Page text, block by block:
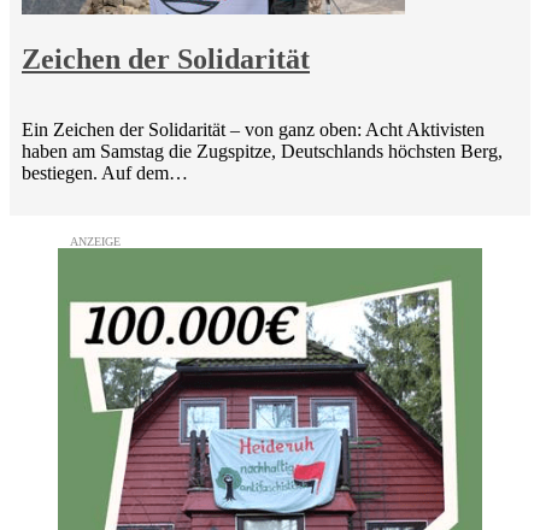
Zeichen der Solidarität
Ein Zeichen der Solidarität – von ganz oben: Acht Aktivisten
haben am Samstag die Zugspitze, Deutschlands höchsten Berg,
bestiegen. Auf dem…